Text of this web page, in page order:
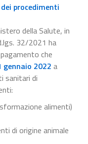
procedimenti
della Salute, in
32/2021 ha
che
2022 a
sanitari di
alimenti)
di origine animale